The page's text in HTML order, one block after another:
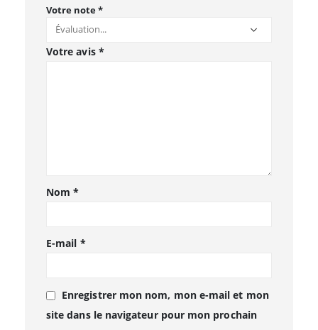
Votre note*
Votre avis *
Nom*
E-mail *
Enregistrer mon nom, mon e-mail et mon
site dans le navigateur pour mon prochain